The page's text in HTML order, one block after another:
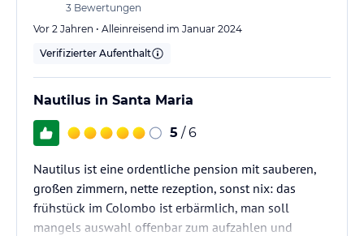
3 Bewertungen
Vor 2 Jahren • Alleinreisend im Januar 2024
Verifizierter Aufenthalt
Nautilus in Santa Maria
5 / 6
Nautilus ist eine ordentliche pension mit sauberen,
großen zimmern, nette rezeption, sonst nix: das
frühstück im Colombo ist erbärmlich, man soll
mangels auswahl offenbar zum aufzahlen und